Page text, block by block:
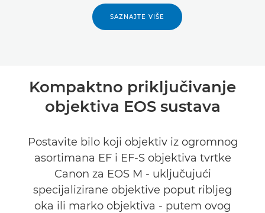
SAZNAJTE VIŠE
Kompaktno priključivanje
objektiva EOS sustava
Postavite bilo koji objektiv iz ogromnog
asortimana EF i EF-S objektiva tvrtke
Canon za EOS M - uključujući
specijalizirane objektive poput ribljeg
oka ili marko objektiva - putem ovog